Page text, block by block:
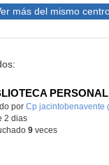
más del mismo
educativo.
por Cp jacintobenavente
2 dias
9veces